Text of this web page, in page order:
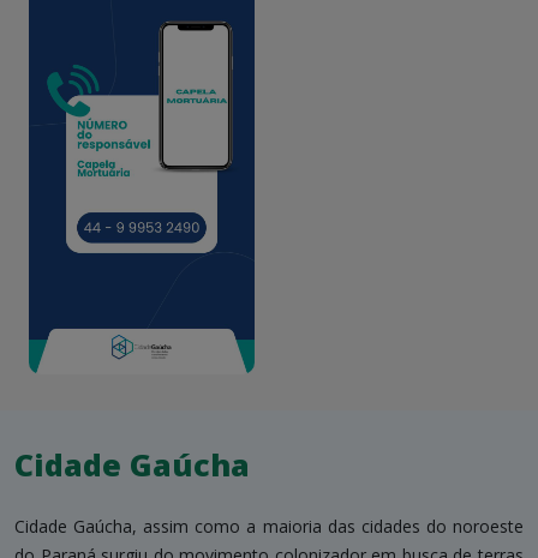
Cidade Gaúcha
Cidade Gaúcha, assim como a maioria das cidades do noroeste